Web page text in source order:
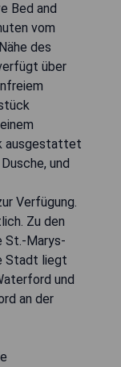
Bed and
vom
des
über
ausgestattet
und
Verfügung.
Zu den
St.-Marys-
Stadt liegt
und
an der